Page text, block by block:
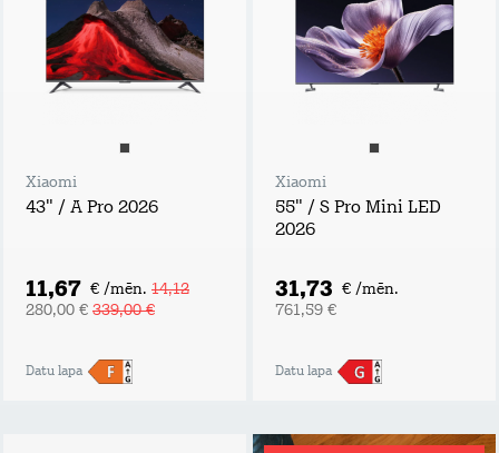
Xiaomi
43" / A Pro 2026
11,67 € /mēn. 14,12
280,00 € 339,00 €
Datu lapa
Xiaomi
55" / S Pro Mini LED
2026
31,73 € /mēn.
761,59 €
Datu lapa